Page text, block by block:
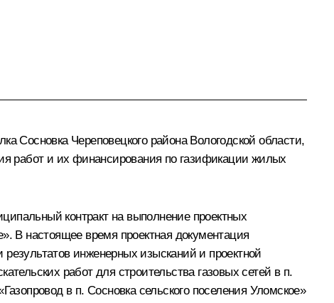
Сосновка Череповецкого района Вологодской области,
работ и их финансирования по газификации жилых
контракт на выполнение проектных
В настоящее время проектная документация
результатов инженерных изысканий и проектной
работ для строительства газовых сетей в п.
в п. Сосновка сельского поселения Уломское»